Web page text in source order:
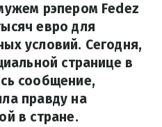
рэпером Fedez
евро для
условий. Сегодня,
странице в
сообщение,
правду на
в стране.